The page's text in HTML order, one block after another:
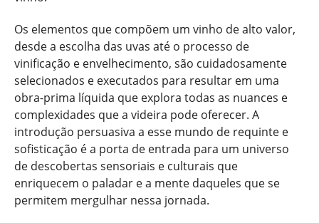
Os elementos que compõem um vinho de alto valor,
desde a escolha das uvas até o processo de
vinificação e envelhecimento, são cuidadosamente
selecionados e executados para resultar em uma
obra-prima líquida que explora todas as nuances e
complexidades que a videira pode oferecer. A
introdução persuasiva a esse mundo de requinte e
sofisticação é a porta de entrada para um universo
de descobertas sensoriais e culturais que
enriquecem o paladar e a mente daqueles que se
permitem mergulhar nessa jornada.